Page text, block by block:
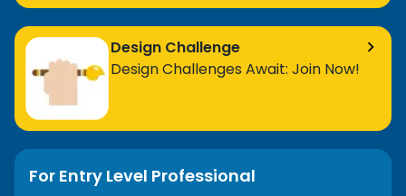
Design Challenge
Design Challenges Await: Join Now!
For Entry Level Professional